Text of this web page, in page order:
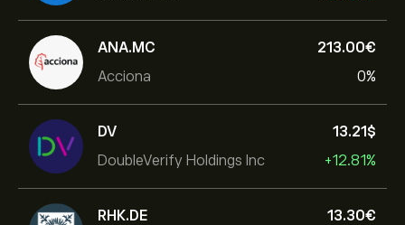
ANA.MC
Acciona
213.00‎€‎
0%
DV
DoubleVerify Holdings Inc
13.21‎$‎
+12.81%
RHK.DE
13.30‎€‎